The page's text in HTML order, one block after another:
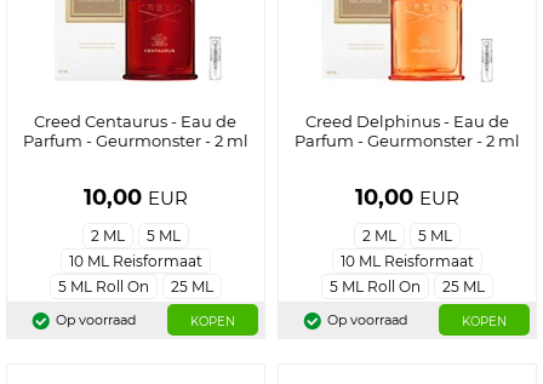
Creed Centaurus - Eau de
Parfum - Geurmonster - 2 ml
10,00 EUR
2 ML
5 ML
10 ML Reisformaat
5 ML Roll On
25 ML
Op voorraad KOPEN
Creed Delphinus - Eau de
Parfum - Geurmonster - 2 ml
10,00 EUR
2 ML
5 ML
10 ML Reisformaat
5 ML Roll On
25 ML
Op voorraad KOPEN